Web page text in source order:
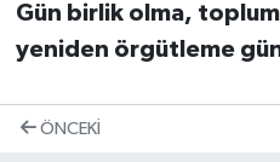
Gün birlik olma,
yeniden örgütleme
ÖNCEKI